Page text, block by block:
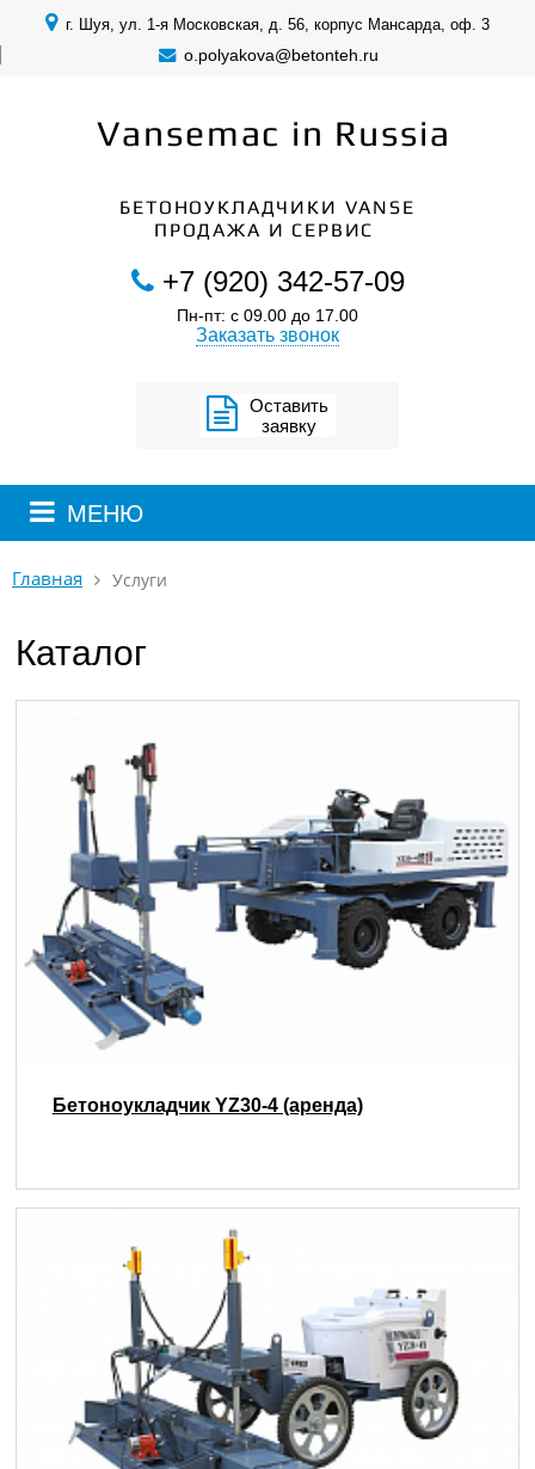
г. Шуя, ул. 1-я Московская, д. 56, корпус Мансарда, оф. 3
o.polyakova@betonteh.ru
Vansemac in Russia
БЕТОНОУКЛАДЧИКИ VANSE
ПРОДАЖА И СЕРВИС
+7 (920) 342-57-09
Пн-пт: с 09.00 до 17.00
Заказать звонок
Оставить
заявку
МЕНЮ
Главная Услуги
Каталог
Бетоноукладчик YZ30-4 (аренда)